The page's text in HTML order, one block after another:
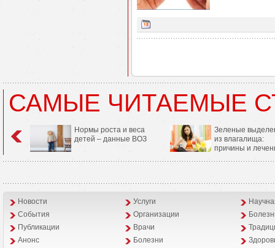
САМЫЕ ЧИТАЕМЫЕ
Нормы роста и веса
детей – данные ВОЗ
Зеленые
из влагалища:
причины и
Новости Услуги
События
Организации
Публикации
Врачи
Анонс
Болезни